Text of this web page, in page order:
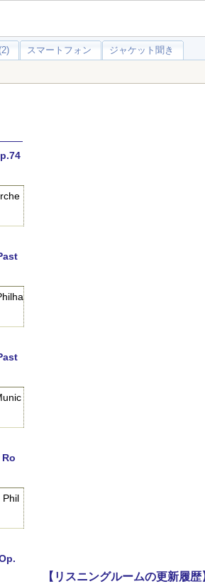
スマートフォン ジャケット聞き
Ro
Phil
【リスニングルームの更新履歴